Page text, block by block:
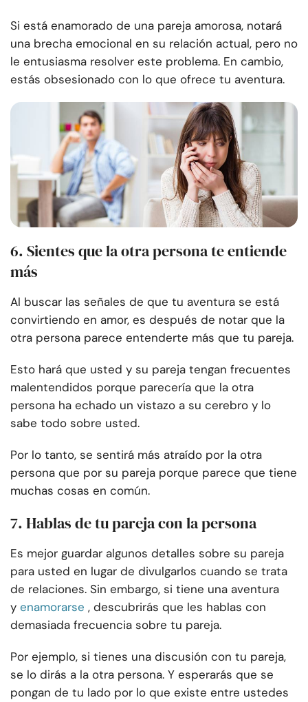
Si está enamorado de una pareja amorosa, notará
una brecha emocional en su relación actual, pero no
le entusiasma resolver este problema. En cambio,
estás obsesionado con lo que ofrece tu aventura.
6. Sientes que la otra persona te entiende
más
Al buscar las señales de que tu aventura se está
convirtiendo en amor, es después de notar que la
otra persona parece entenderte más que tu pareja.
Esto hará que usted y su pareja tengan frecuentes
malentendidos porque parecería que la otra
persona ha echado un vistazo a su cerebro y lo
sabe todo sobre usted.
Por lo tanto, se sentirá más atraído por la otra
persona que por su pareja porque parece que tiene
muchas cosas en común.
7. Hablas de tu pareja con la persona
Es mejor guardar algunos detalles sobre su pareja
para usted en lugar de divulgarlos cuando se trata
de relaciones. Sin embargo, si tiene una aventura
y enamorarse , descubrirás que les hablas con
demasiada frecuencia sobre tu pareja.
Por ejemplo, si tienes una discusión con tu pareja,
se lo dirás a la otra persona. Y esperarás que se
pongan de tu lado por lo que existe entre ustedes